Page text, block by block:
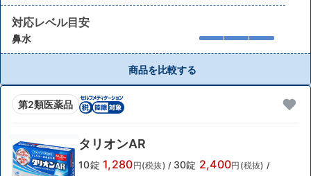
対応レベル目安
鼻水
商品を比較する
第2類医薬品
タリオンAR
10錠 1,280円(税抜) / 30錠 2,400円(税抜) /